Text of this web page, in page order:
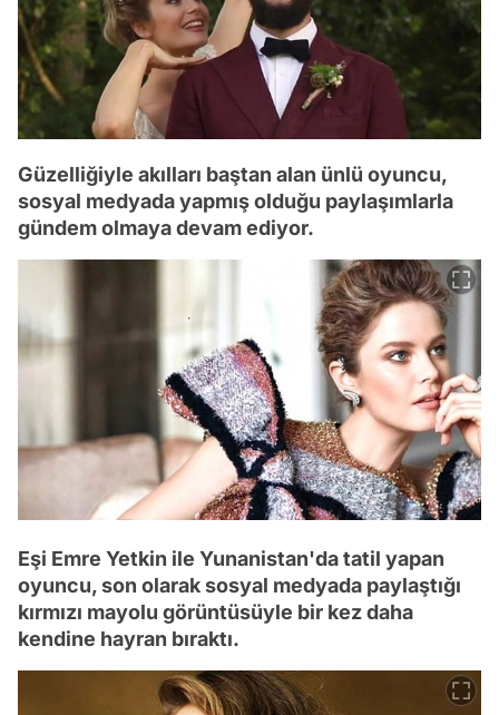
Güzelliğiyle akılları baştan alan ünlü oyuncu,
sosyal medyada yapmış olduğu paylaşımlarla
gündem olmaya devam ediyor.
Eşi Emre Yetkin ile Yunanistan'da tatil yapan
oyuncu, son olarak sosyal medyada paylaştığı
kırmızı mayolu görüntüsüyle bir kez daha
kendine hayran bıraktı.